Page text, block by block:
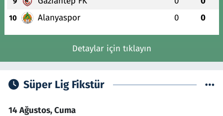
10 Alanyaspor 0 0
Detaylar için tıklayın
Süper Lig Fikstür
14 Ağustos, Cuma